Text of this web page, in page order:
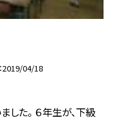
2019/04/18
した。 ６年生が、下級